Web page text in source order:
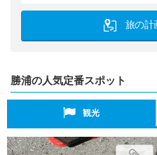
旅の計
勝浦の人気定番スポット
観光